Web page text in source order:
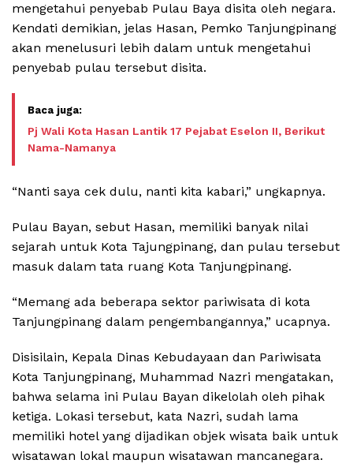
mengetahui penyebab Pulau Baya disita oleh negara.
Kendati demikian, jelas Hasan, Pemko Tanjungpinang
akan menelusuri lebih dalam untuk mengetahui
penyebab pulau tersebut disita.
Pj Wali Kota Hasan Lantik 17 Pejabat Eselon II, Berikut
Nama-Namanya
“Nanti saya cek dulu, nanti kita kabari,” ungkapnya.
Pulau Bayan, sebut Hasan, memiliki banyak nilai
sejarah untuk Kota Tajungpinang, dan pulau tersebut
masuk dalam tata ruang Kota Tanjungpinang.
“Memang ada beberapa sektor pariwisata di kota
Tanjungpinang dalam pengembangannya,” ucapnya.
Disisilain, Kepala Dinas Kebudayaan dan Pariwisata
Kota Tanjungpinang, Muhammad Nazri mengatakan,
bahwa selama ini Pulau Bayan dikelolah oleh pihak
ketiga. Lokasi tersebut, kata Nazri, sudah lama
memiliki hotel yang dijadikan objek wisata baik untuk
wisatawan lokal maupun wisatawan mancanegara.